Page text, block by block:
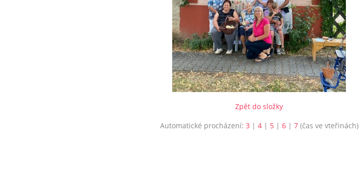
Zpět do složky
Automatické procházení: 3 | 4| 5| 6| 7(čas ve vteřinách)